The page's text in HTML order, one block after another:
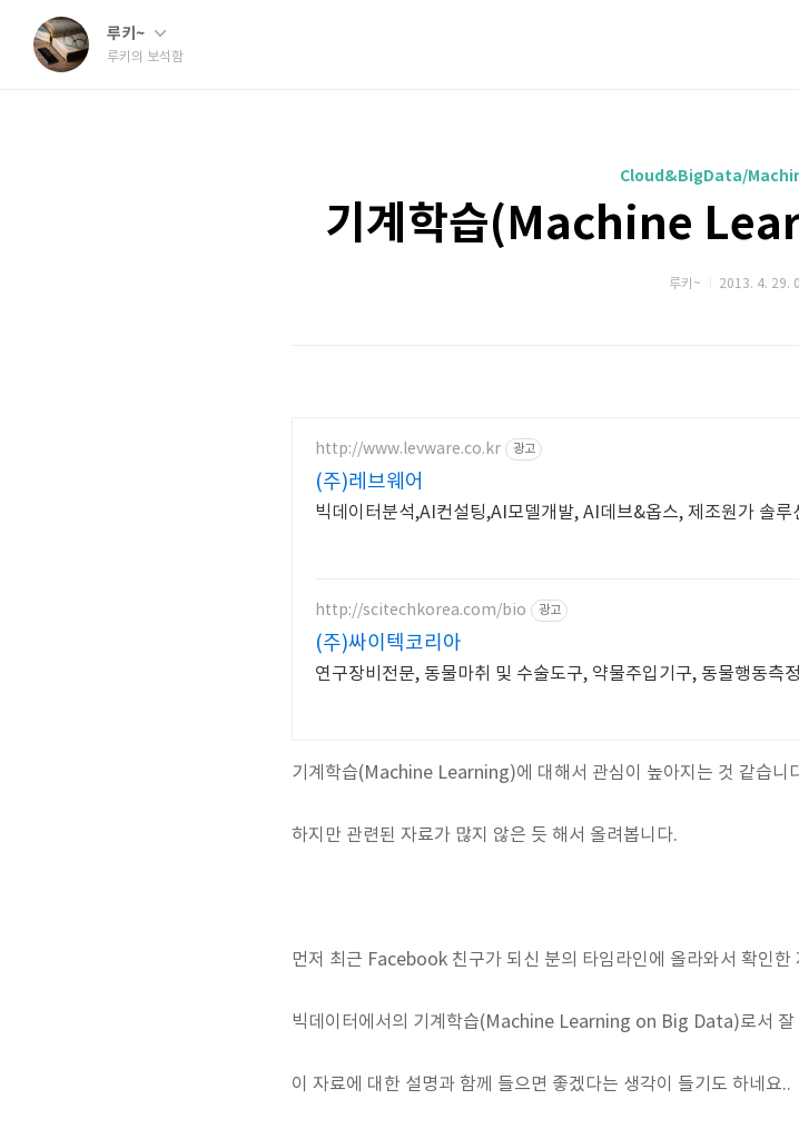
루키~
루키의 보석함
Cloud&BigData/
기계학습(Machine
루키~ 2013. 4. 29.
http://www.levware.co.kr 광고
(주)레브웨어
빅데이터분석,AI컨설팅,AI모델개발, AI데브&옵스, 제조원가 솔루
http://scitechkorea.com/bio 광고
(주)싸이텍코리아
연구장비전문, 동물마취 및 수술도구, 약물주입기구, 동물행동측
기계학습(Machine Learning)에 대해서 관심이 높아지는 것 같습니
하지만 관련된 자료가 많지 않은 듯 해서 올려봅니다.
먼저 최근 Facebook 친구가 되신 분의 타임라인에 올라와서 확인한
빅데이터에서의 기계학습(Machine Learning on Big Data)로서 잘
이 자료에 대한 설명과 함께 들으면 좋겠다는 생각이 들기도 하네요..